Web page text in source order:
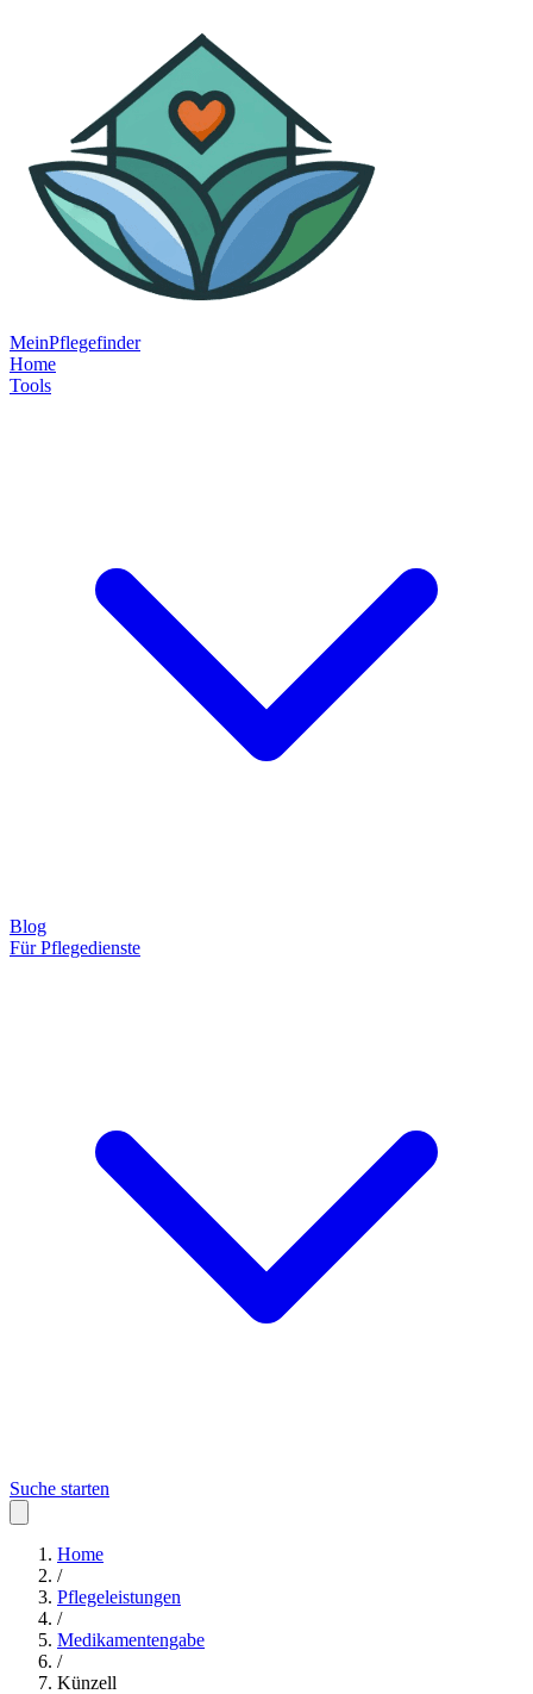
MeinPflegefinder
Home
Tools
Blog
Für Pflegedienste
Suche starten
Home
/
Pflegeleistungen
/
Medikamentengabe
/
Künzell